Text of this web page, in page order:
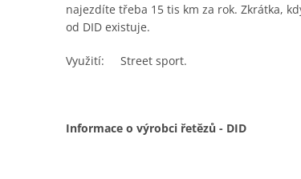
najezdíte třeba 15 tis km za rok. Zkrátka,
od DID existuje.
Využití: Street sport.
Informace o výrobci řetězů - DID